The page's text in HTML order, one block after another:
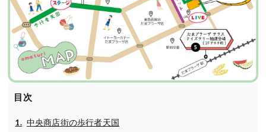
目次
中央商店街の歩行者天国